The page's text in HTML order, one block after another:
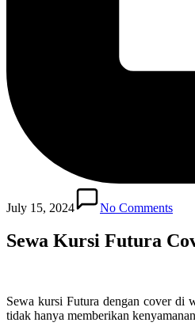
July 15, 2024 No Comments
Sewa Kursi Futura
Sewa kursi Futura dengan cover di
tidak hanya memberikan